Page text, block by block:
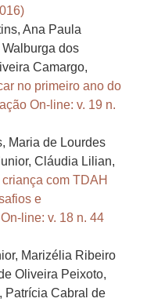
Ana Paula
dos
Camargo,
no primeiro ano do
On-line: v. 19 n.
Maria de Lourdes
Cláudia Lilian,
com TDAH
e
line: v. 18 n. 44
Marizélia Ribeiro
Oliveira Peixoto,
Patrícia Cabral de